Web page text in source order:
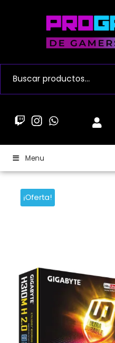
Menu
¡Oferta!